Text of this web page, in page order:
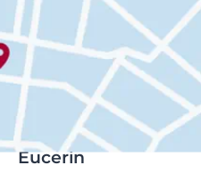
Eucerin